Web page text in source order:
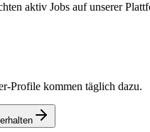
aktiv Jobs auf unserer
Profile kommen täglich dazu.